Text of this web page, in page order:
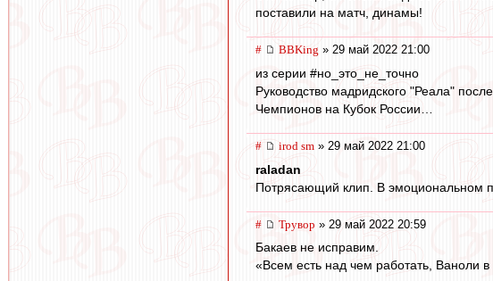
поставили на матч, динамы!
# BBKing » 29 май 2022 21:00
из серии #но_это_не_точно
Руководство мадридского "Реала"
Чемпионов на Кубок России…
# irod sm » 29 май 2022 21:00
raladan
Потрясающий клип. В эмоциональном
# Трувор » 29 май 2022 20:59
Бакаев не исправим.
«Всем есть над чем работать, Ваноли в